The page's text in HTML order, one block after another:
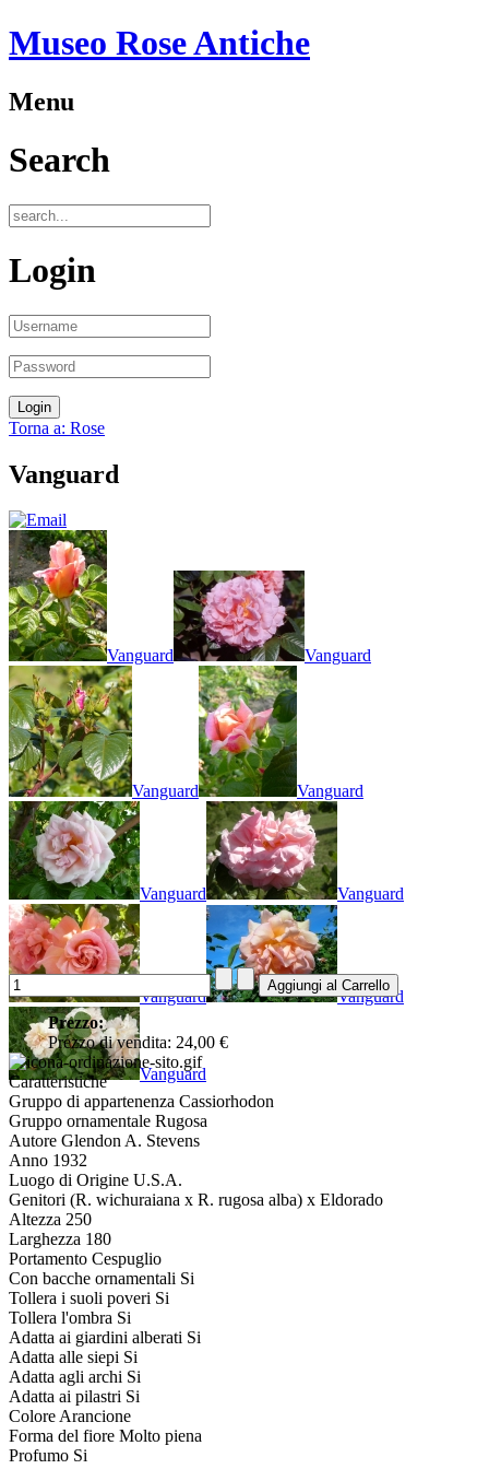
Museo Rose Antiche
Menu
Search
Login
Torna a: Rose
Vanguard
Vanguard Vanguard
Vanguard Vanguard
Vanguard Vanguard
Vanguard Vanguard
Vanguard
Prezzo:
Prezzo di vendita: 24,00 €
Caratteristiche
Gruppo di appartenenza Cassiorhodon
Gruppo ornamentale Rugosa
Autore Glendon A. Stevens
Anno 1932
Luogo di Origine U.S.A.
Genitori (R. wichuraiana x R. rugosa alba) x Eldorado
Altezza 250
Larghezza 180
Portamento Cespuglio
Con bacche ornamentali Si
Tollera i suoli poveri Si
Tollera l'ombra Si
Adatta ai giardini alberati Si
Adatta alle siepi Si
Adatta agli archi Si
Adatta ai pilastri Si
ColoreArancione
Forma del fiore Molto piena
Profumo Si